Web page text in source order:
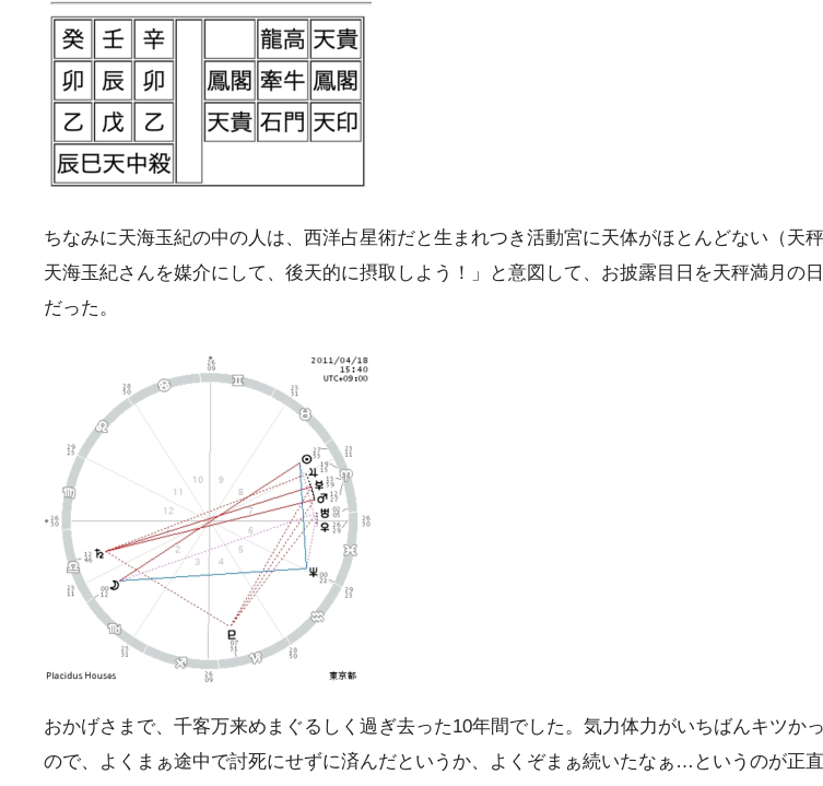
ちなみに天海玉紀の中の人は、西洋占星術だと生まれつき活動宮に天体がほとんどない（天
天海玉紀さんを媒介にして、後天的に摂取しよう！」と意図して、お披露目日を天秤満月の
だった。
おかげさまで、千客万来めまぐるしく過ぎ去った10年間でした。気力体力がいちばんキツ
ので、よくまぁ途中で討死にせずに済んだというか、よくぞまぁ続いたなぁ…というのが正直